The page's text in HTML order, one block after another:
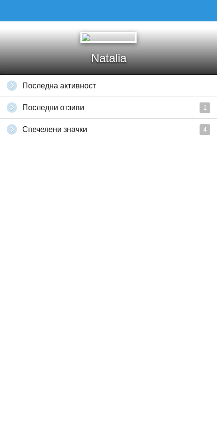
Natalia
Последна активност
Последни отзиви 1
Спечелени значки 4